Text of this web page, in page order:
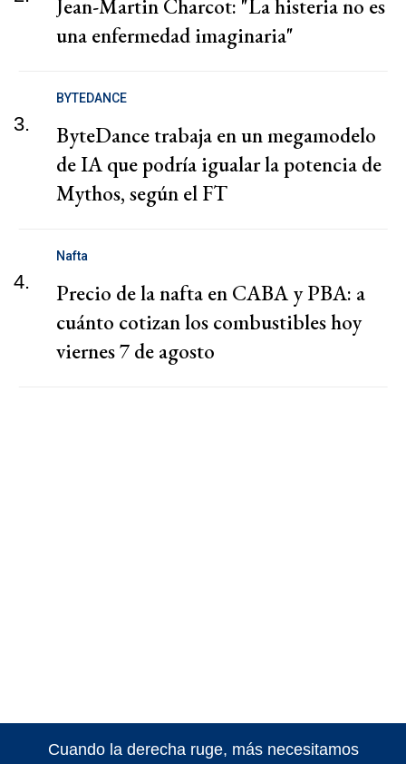
Jean-Martin Charcot: "La histeria no es
una enfermedad imaginaria"
3.
BYTEDANCE
ByteDance trabaja en un megamodelo
de IA que podría igualar la potencia de
Mythos, según el FT
4.
Nafta
Precio de la nafta en CABA y PBA: a
cuánto cotizan los combustibles hoy
viernes 7 de agosto
Cuando la derecha ruge, más necesitamos